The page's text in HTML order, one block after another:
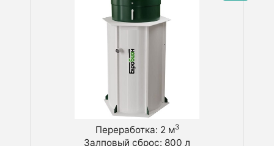
Переработка: 2 м3
Залповый сброс: 800 л